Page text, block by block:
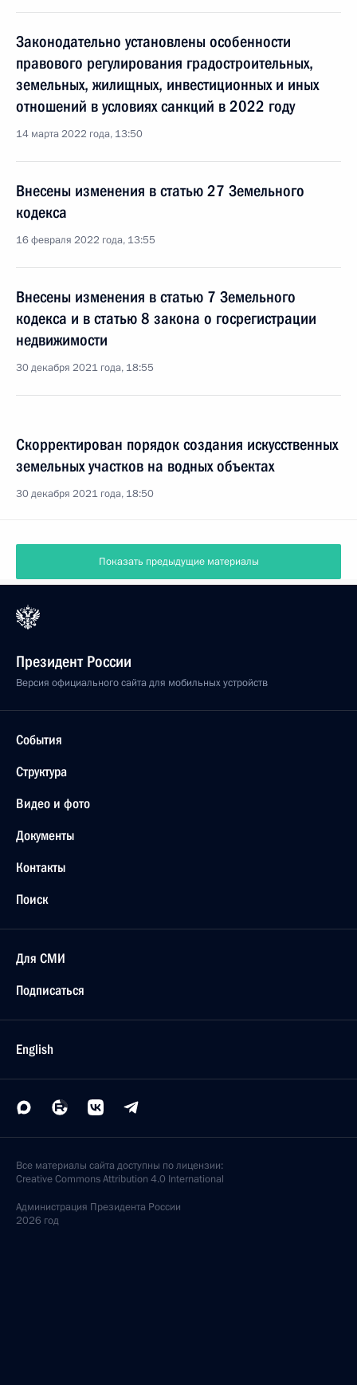
Законодательно установлены особенности
правового регулирования градостроительных,
земельных, жилищных, инвестиционных и иных
отношений в условиях санкций в 2022 году
14 марта 2022 года, 13:50
Внесены изменения в статью 27 Земельного
кодекса
16 февраля 2022 года, 13:55
Внесены изменения в статью 7 Земельного
кодекса и в статью 8 закона о госрегистрации
недвижимости
30 декабря 2021 года, 18:55
Скорректирован порядок создания искусственных
земельных участков на водных объектах
30 декабря 2021 года, 18:50
Показать предыдущие материалы
Президент России
Версия официального сайта для мобильных устройств
События
Структура
Видео и фото
Документы
Контакты
Поиск
Для СМИ
Подписаться
English
Все материалы сайта доступны по лицензии:
Creative Commons Attribution 4.0 International
Администрация Президента России
2026 год